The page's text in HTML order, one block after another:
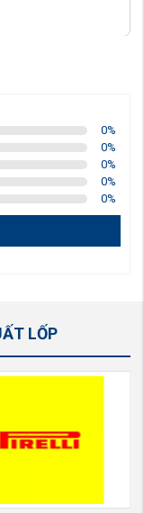
0%
0%
0%
0%
0%
LỐP